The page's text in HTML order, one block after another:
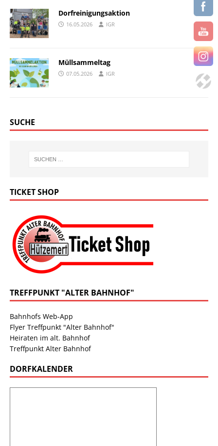
Dorfreinigungsaktion
16.05.2026 IGR
Müllsammeltag
07.05.2026 IGR
SUCHE
TICKET SHOP
TREFFPUNKT "ALTER BAHNHOF"
Bahnhofs Web-App
Flyer Treffpunkt "Alter Bahnhof"
Heiraten im alt. Bahnhof
Treffpunkt Alter Bahnhof
DORFKALENDER